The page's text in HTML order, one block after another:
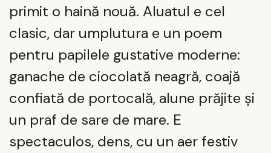
primit o haină nouă. Aluatul e cel
clasic, dar umplutura e un poem
pentru papilele gustative moderne:
ganache de ciocolată neagră, coajă
confiată de portocală, alune prăjite și
un praf de sare de mare. E
spectaculos, dens, cu un aer festiv